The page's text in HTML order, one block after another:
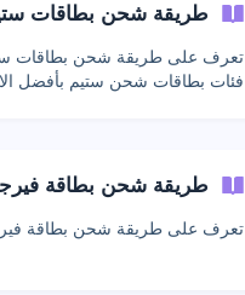
طريقة شحن بطاقات
تعرف على طريقة شحن بطاقات
فئات بطاقات شحن ستيم بأفضل
طريقة شحن بطاقة
تعرف على طريقة شحن بطاقة